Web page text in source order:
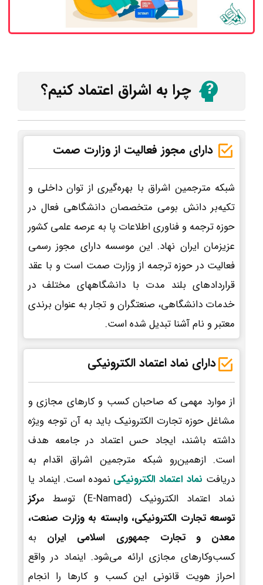
چرا به اشراق اعتماد کنیم؟
دارای مجوز فعالیت از وزارت صمت
شبکه مترجمین اشراق با بهره‌گیری از توان داخلی و
تکیه‌بر دانش بومی متخصصان دانشگاهی فعال در
حوزه ترجمه و فناوری اطلاعات پا به عرصه علمی کشور
عزیزمان ایران نهاد. این موسسه دارای مجوز رسمی
فعالیت در حوزه ترجمه از وزارت صمت است و با عقد
قراردادهای بلند مدت با دانشگاههای مختلف در
خدمات دانشگاهی، صنعتگران و تجار به عنوان برندی
معتبر و نام آشنا تبدیل شده است.
دارای نماد اعتماد الکترونیکی
از موارد مهمی که صاحبان کسب و کارهای مجازی و
مشاغل حوزه تجارت الکترونیک باید به آن توجه ویژه
داشته باشند، ایجاد حس اعتماد در جامعه هدف
است. ازهمین‌رو شبکه مترجمین اشراق اقدام به
دریافت نماد اعتماد الکترونیکی نموده است. اینماد یا
نماد اعتماد الکترونیک (E-Namad) توسط م
رکز
توسعه تجارت الکترونیکی، وابسته به وزارت صنعت،
معدن و تجارت جمهوری اسلامی ایران به
کسب‌وکارهای مجازی ارائه می‌شود. اینماد در واقع
احراز هویت قانونی این کسب و کارها را انجام